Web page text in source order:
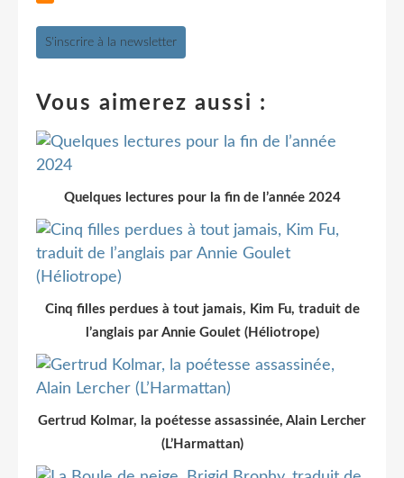
S'inscrire à la newsletter
Vous aimerez aussi :
Quelques lectures pour la fin de l’année 2024
Cinq filles perdues à tout jamais, Kim Fu, traduit de
l’anglais par Annie Goulet (Héliotrope)
Gertrud Kolmar, la poétesse assassinée, Alain Lercher
(L’Harmattan)